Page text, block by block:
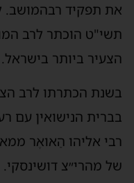
את תפקיד
תשי"ט הוכתר לרב
הצעיר ביותר בישראל.
בשנת הכתרתו לרב
בברית הנישואין עם
רבי אליהו הַאואֶר
של מהרי״צ דושינסקי.